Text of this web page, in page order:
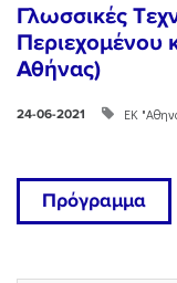
Γλωσσικές
Περιεχομένου
Αθήνας)
24-06-2021 ΕΚ
Πρόγραμμα